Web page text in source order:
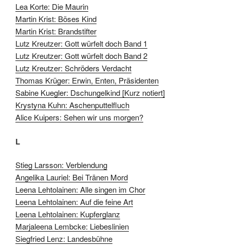
Lea Korte: Die Maurin
Martin Krist: Böses Kind
Martin Krist: Brandstifter
Lutz Kreutzer: Gott würfelt doch Band 1
Lutz Kreutzer: Gott würfelt doch Band 2
Lutz Kreutzer: Schröders Verdacht
Thomas Krüger: Erwin, Enten, Präsidenten
Sabine Kuegler: Dschungelkind [Kurz notiert]
Krystyna Kuhn: Aschenputtelfluch
Alice Kuipers: Sehen wir uns morgen?
L
Stieg Larsson: Verblendung
Angelika Lauriel: Bei Tränen Mord
Leena Lehtolainen: Alle singen im Chor
Leena Lehtolainen: Auf die feine Art
Leena Lehtolainen: Kupferglanz
Marjaleena Lembcke: Liebeslinien
Siegfried Lenz: Landesbühne